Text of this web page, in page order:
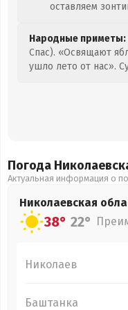
оставляем
Народные приметы:
Спас). «Освящают
ушло лето от нас».
Погода
Актуальная информация о
Николаевская
38° 22°
Николаев
Баштанка